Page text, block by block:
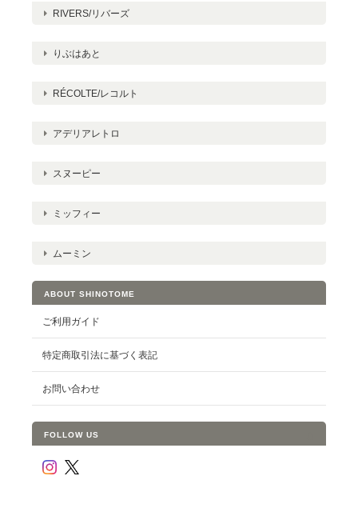
RIVERS/リバーズ
りぶはあと
RÉCOLTE/レコルト
アデリアレトロ
スヌーピー
ミッフィー
ムーミン
ABOUT SHINOTOME
ご利用ガイド
特定商取引法に基づく表記
お問い合わせ
FOLLOW US